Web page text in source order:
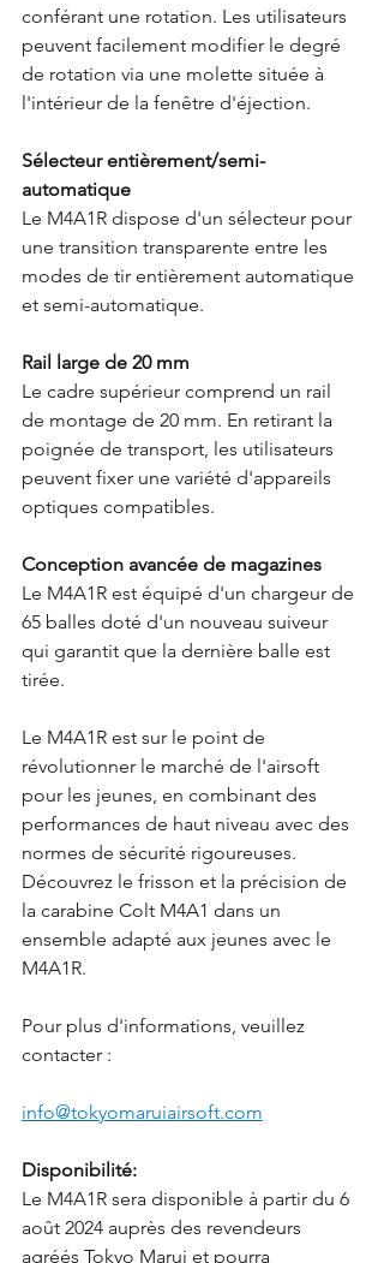
conférant une rotation. Les utilisateurs
peuvent facilement modifier le degré
de rotation via une molette située à
l'intérieur de la fenêtre d'éjection.
Sélecteur entièrement/semi-
automatique
Le M4A1R dispose d'un sélecteur pour
une transition transparente entre les
modes de tir entièrement automatique
et semi-automatique.
Rail large de 20 mm
Le cadre supérieur comprend un rail
de montage de 20 mm. En retirant la
poignée de transport, les utilisateurs
peuvent fixer une variété d'appareils
optiques compatibles.
Conception avancée de magazines
Le M4A1R est équipé d'un chargeur de
65 balles doté d'un nouveau suiveur
qui garantit que la dernière balle est
tirée.
Le M4A1R est sur le point de
révolutionner le marché de l'airsoft
pour les jeunes, en combinant des
performances de haut niveau avec des
normes de sécurité rigoureuses.
Découvrez le frisson et la précision de
la carabine Colt M4A1 dans un
ensemble adapté aux jeunes avec le
M4A1R.
Pour plus d'informations, veuillez
contacter :
info@tokyomaruiairsoft.com
Disponibilité:
Le M4A1R sera disponible à partir du 6
août 2024 auprès des revendeurs
agréés Tokyo Marui et pourra